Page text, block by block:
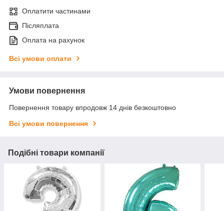
Оплатити частинами
Післяплата
Оплата на рахунок
Всі умови оплати
Умови повернення
Повернення товару впродовж 14 днів безкоштовно
Всі умови повернення
Подібні товари компанії